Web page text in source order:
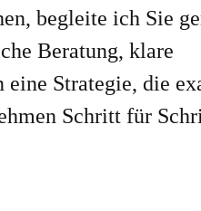
begleite ich Sie
Beratung, klare
Strategie, die
Schritt für